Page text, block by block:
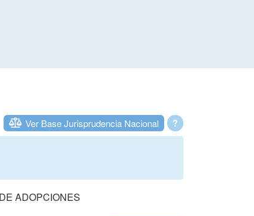
?
Ver Base Jurisprudencia Nacional
ADOPCIONES